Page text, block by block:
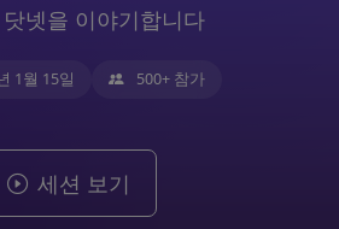
넷을 이야기합니다
1월 15일 500+ 참가
세션 보기